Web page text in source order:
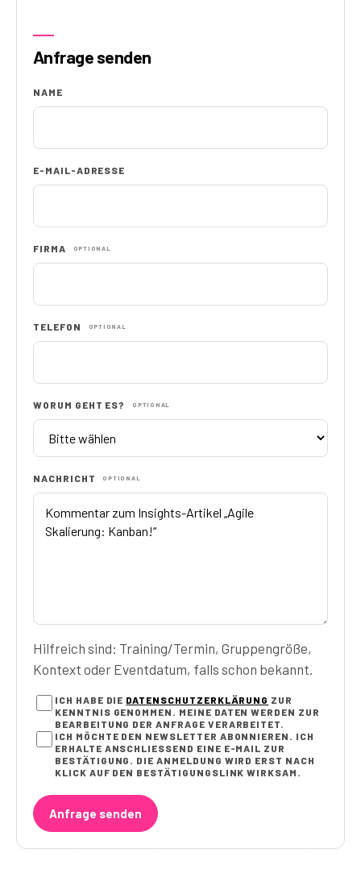
Anfrage senden
NAME
E-MAIL-ADRESSE
FIRMA OPTIONAL
TELEFON OPTIONAL
WORUM GEHT ES? OPTIONAL
NACHRICHT OPTIONAL
Hilfreich sind: Training/Termin, Gruppengröße,
Kontext oder Eventdatum, falls schon bekannt.
ICH HABE DIE DATENSCHUTZERKLÄRUNG ZUR
KENNTNIS GENOMMEN. MEINE DATEN WERDEN ZUR
BEARBEITUNG DER ANFRAGE VERARBEITET.
ICH MÖCHTE DEN NEWSLETTER ABONNIEREN. ICH
ERHALTE ANSCHLIESSEND EINE E-MAIL ZUR B
ESTÄTIGUNG. DIE ANMELDUNG WIRD ERST NACH K
LICK AUF DEN BESTÄTIGUNGSLINK WIRKSAM.
Anfrage senden